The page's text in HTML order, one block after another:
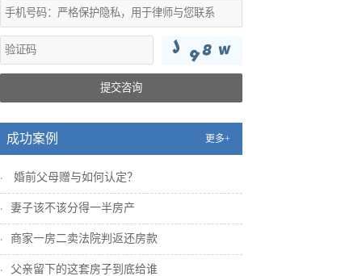
提交咨询
成功案例 更多+
婚前父母赠与如何认定？
妻子该不该分得一半房产
商家一房二卖法院判返还房款
父亲留下的这套房子到底给谁